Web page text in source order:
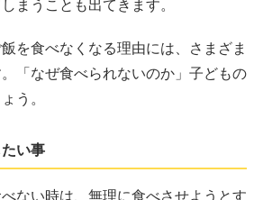
まうことも出てきます。
を食べなくなる理由には、さまざま
「なぜ食べられないのか」子どもの
う。
い事
ない時は、無理に食べさせようとす